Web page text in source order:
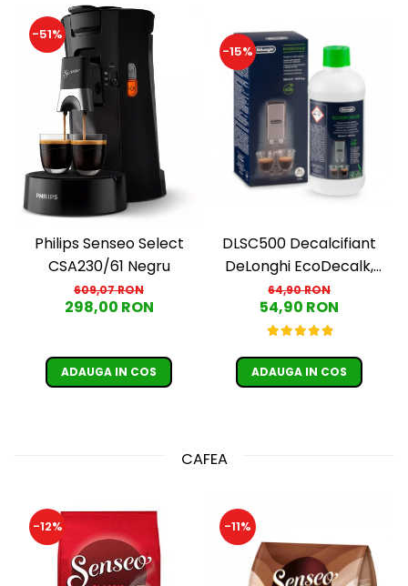
-51%
Philips Senseo Select
CSA230/61 Negru
609,07 RON
298,00 RON
ADAUGA IN COS
-15%
DLSC500 Decalcifiant
DeLonghi EcoDecalk,
500 ml
64,90 RON
54,90 RON
ADAUGA IN COS
CAFEA
-12% -11%